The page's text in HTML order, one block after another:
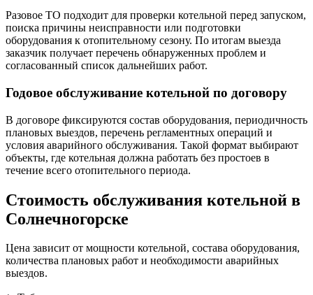
Разовое ТО подходит для проверки котельной перед запуском,
поиска причины неисправности или подготовки
оборудования к отопительному сезону. По итогам выезда
заказчик получает перечень обнаруженных проблем и
согласованный список дальнейших работ.
Годовое обслуживание котельной по договору
В договоре фиксируются состав оборудования, периодичность
плановых выездов, перечень регламентных операций и
условия аварийного обслуживания. Такой формат выбирают
объекты, где котельная должна работать без простоев в
течение всего отопительного периода.
Стоимость обслуживания котельной в
Солнечногорске
Цена зависит от мощности котельной, состава оборудования,
количества плановых работ и необходимости аварийных
выездов.